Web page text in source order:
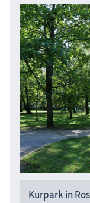
Kurpark in